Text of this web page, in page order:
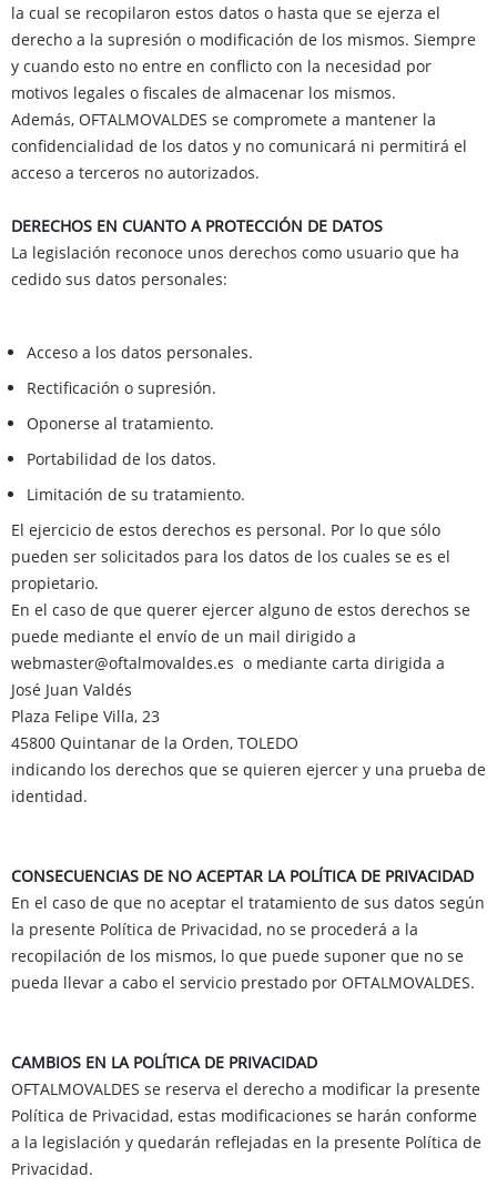
la cual se recopilaron estos datos o hasta que se ejerza el
derecho a la supresión o modificación de los mismos. Siempre
y cuando esto no entre en conflicto con la necesidad por
motivos legales o fiscales de almacenar los mismos.
Además, OFTALMOVALDES se compromete a mantener la
confidencialidad de los datos y no comunicará ni permitirá el
acceso a terceros no autorizados.
DERECHOS EN CUANTO A PROTECCIÓN DE DATOS
La legislación reconoce unos derechos como usuario que ha
cedido sus datos personales:
Acceso a los datos personales.
Rectificación o supresión.
Oponerse al tratamiento.
Portabilidad de los datos.
Limitación de su tratamiento.
El ejercicio de estos derechos es personal. Por lo que sólo
pueden ser solicitados para los datos de los cuales se es el
propietario.
En el caso de que querer ejercer alguno de estos derechos se
puede mediante el envío de un mail dirigido a
webmaster@oftalmovaldes.es o mediante carta dirigida a
José Juan Valdés
Plaza Felipe Villa, 23
45800 Quintanar de la Orden, TOLEDO
indicando los derechos que se quieren ejercer y una prueba de
identidad.
CONSECUENCIAS DE NO ACEPTAR LA POLÍTICA DE PRIVACIDAD
En el caso de que no aceptar el tratamiento de sus datos según
la presente Política de Privacidad, no se procederá a la
recopilación de los mismos, lo que puede suponer que no se
pueda llevar a cabo el servicio prestado por OFTALMOVALDES.
CAMBIOS EN LA POLÍTICA DE PRIVACIDAD
OFTALMOVALDES se reserva el derecho a modificar la presente
Política de Privacidad, estas modificaciones se harán conforme
a la legislación y quedarán reflejadas en la presente Política de
Privacidad.